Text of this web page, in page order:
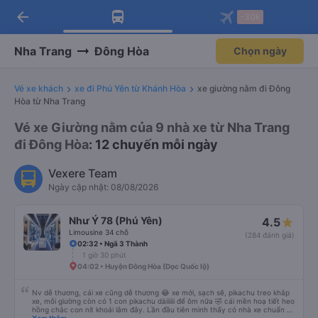
Tải app Vexere ngay!
Nhận ưu đãi thành viên độc
Mở app
Tải app Vexere
-30k/ghế khi đặt vé máy bay qua
Mở app
arrow_back
Nha Trang Đông Hòa Chọn ngày
Vé xe khách xe đi Phú Yên từ Khánh Hòa
xe giường nằm đi Đông
Hòa từ Nha Trang
Vé xe Giường nằm của 9 nhà xe từ Nha Trang
đi Đông Hòa: 12 chuyến mỗi ngày
Vexere Team
Ngày cập nhật: 08/08/2026
Như Ý 78 (Phú Yên)
Limousine 34 chỗ
4.5
(284 đánh giá)
02:32 • Ngã 3 Thành
1 giờ 30 phút
04:02 • Huyện Đông Hòa (Dọc Quốc lộ)
Nv dễ thương, cái xe cũng dễ thương 😂 xe mới, sạch sẽ, pikachu treo khắp
xe, mỗi giường còn có 1 con pikachu dàiiiiii để ôm nữa 🤣 cái mền hoạ tiết heo
hồng chắc con nít khoái lắm đây. Lần đầu tiên mình thấy có nhà xe chuẩn bị